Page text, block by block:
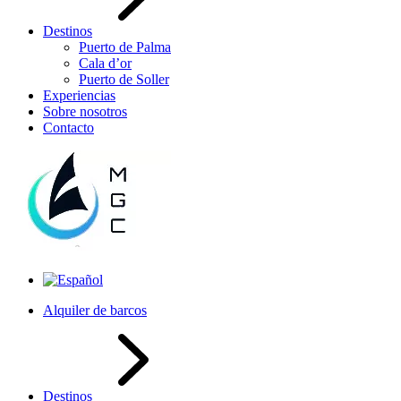
Destinos
Puerto de Palma
Cala d’or
Puerto de Soller
Experiencias
Sobre nosotros
Contacto
Alquiler de barcos
Destinos